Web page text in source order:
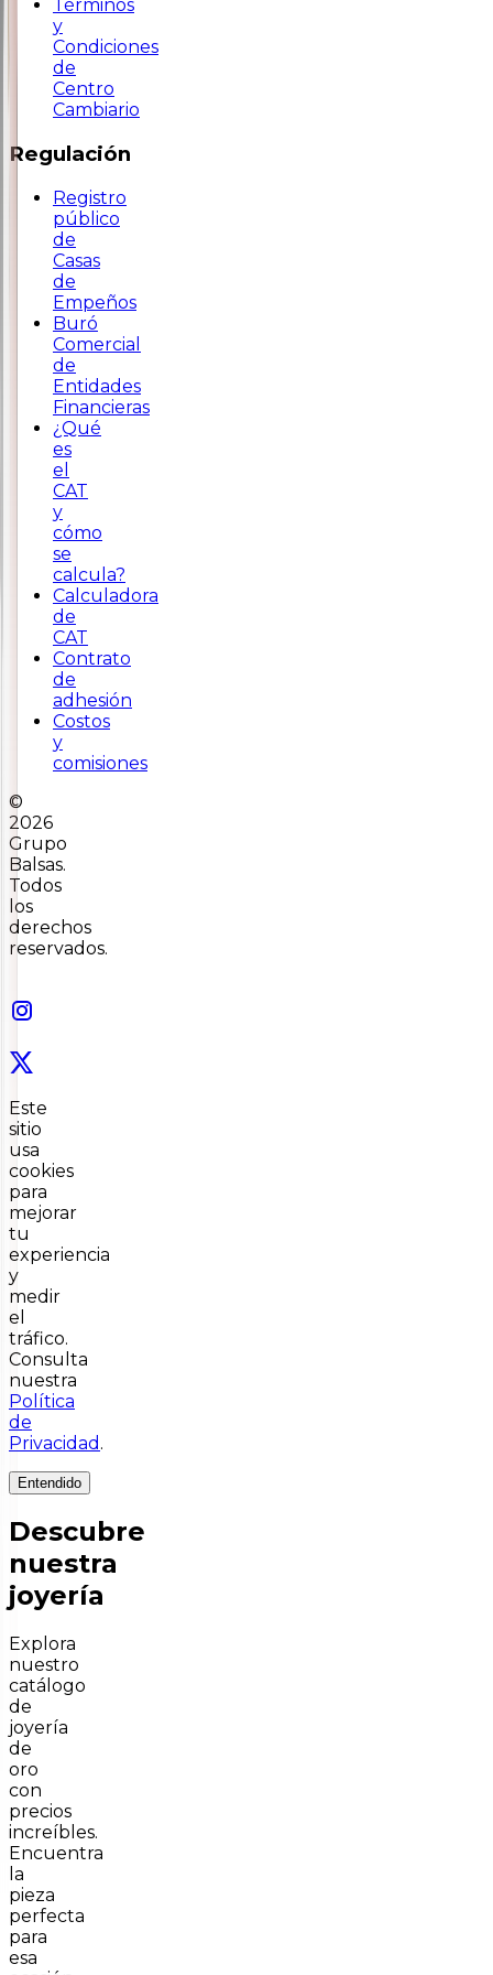
Términos
y
Condiciones
de
Centro
Cambiario
Regulación
Registro
público
de
Casas
de
Empeños
Buró
Comercial
de
Entidades
Financieras
¿Qué
es
el
CAT
y
cómo
se
calcula?
Calculadora
de
CAT
Contrato
de
adhesión
Costos
y
comisiones
©
2026
Grupo
Balsas.
Todos
los
derechos
reservados.
Este
sitio
usa
cookies
para
mejorar
tu
experiencia
y
medir
el
tráfico.
Consulta
nuestra
Política
de
Privacidad .
Entendido
Descubre
nuestra
joyería
Explora
nuestro
catálogo
de
joyería
de
oro
con
precios
increíbles.
Encuentra
la
pieza
perfecta
para
esa